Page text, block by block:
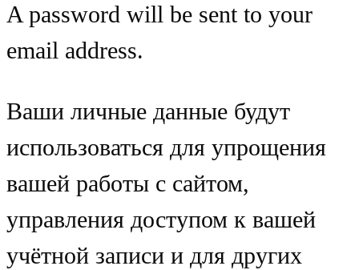
A password will be sent to your
email address.
Ваши личные данные будут
использоваться для упрощения
вашей работы с сайтом,
управления доступом к вашей
учётной записи и для других